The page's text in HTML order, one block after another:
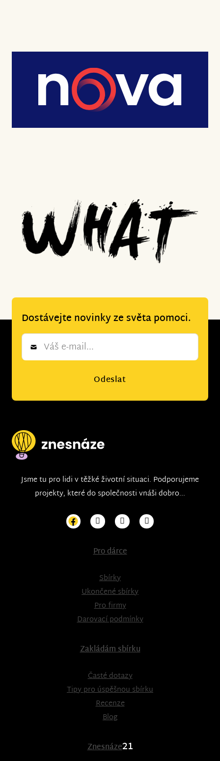
Dostávejte novinky ze světa pomoci.
Newsletter
Odeslat
Jsme tu pro lidi v těžké životní situaci. Podporujeme
projekty, které do společnosti vnáši dobro...
Pro dárce
Sbírky
Ukončené sbírky
Pro firmy
Darovací podmínky
Zakládám sbírku
Časté dotazy
Tipy pro úspěšnou sbírku
Recenze
Blog
Znesnáze21